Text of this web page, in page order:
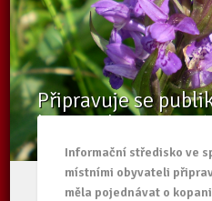
Připravuje se
kopanickém nářečí
/ Aktuality / Připravuje se
Informační středisko ve
místními obyvateli
měla pojednávat o